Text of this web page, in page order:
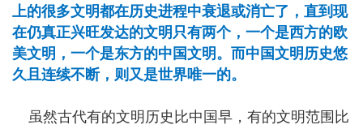
上的很多文明都在历史进程中衰退或消亡了，直到现
在仍真正兴旺发达的文明只有两个，一个是西方的欧
美文明，一个是东方的中国文明。而中国文明历史悠
久且连续不断，则又是世界唯一的。
虽然古代有的文明历史比中国早，有的文明范围比